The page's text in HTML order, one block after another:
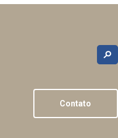
Contato